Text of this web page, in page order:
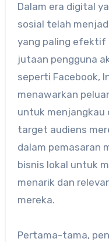
Dalam era digital
sosial telah
yang paling efektif
jutaan pengguna
seperti Facebook,
menawarkan
untuk menjangkau
target audiens
dalam pemasaran
bisnis lokal untuk
menarik dan
mereka.
Pertama-tama,